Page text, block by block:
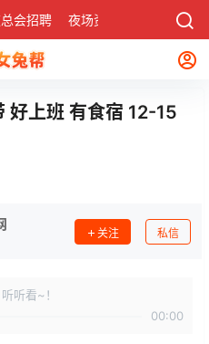
会招聘 夜场资讯 社区
好上班 有食宿 12-15
关注 私信
听看~！
00:00